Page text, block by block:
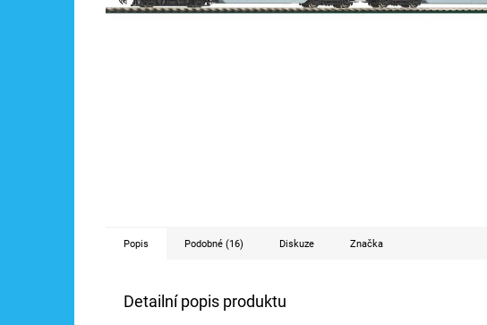
Popis Podobné (16) Diskuze Značka
Detailní popis produktu